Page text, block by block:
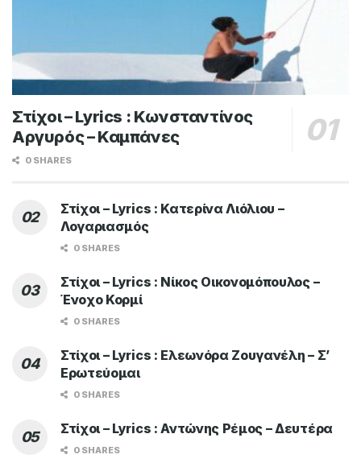
Στίχοι – Lyrics : Κωνσταντίνος
Αργυρός – Καμπάνες
0 SHARES
Στίχοι – Lyrics : Κατερίνα Λιόλιου –
Λογαριασμός
0 SHARES
Στίχοι – Lyrics : Νίκος Οικονομόπουλος –
Ένοχο Κορμί
0 SHARES
Στίχοι – Lyrics : Ελεωνόρα Ζουγανέλη – Σ’
Ερωτεύομαι
0 SHARES
Στίχοι – Lyrics : Αντώνης Ρέμος – Δευτέρα
0 SHARES